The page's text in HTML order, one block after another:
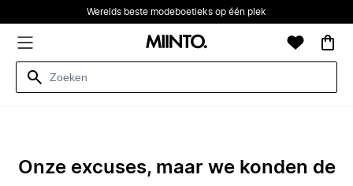
Werelds beste modeboetieks op één plek
Onze excuses, maar we konden de